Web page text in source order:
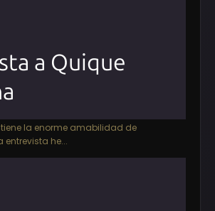
a Quique
la enorme amabilidad de
entrevista he...